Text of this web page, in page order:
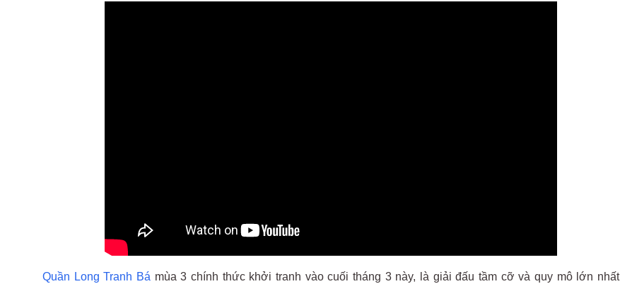
Quần Long Tranh Bá mùa 3 chính thức khởi tranh vào cuối tháng 3 này, là giải đấu tầm cỡ và quy mô lớn nhất